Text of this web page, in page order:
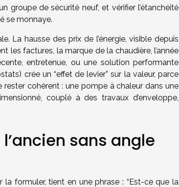
groupe de sécurité neuf, et vérifier l’étanchéité
se monnaye.
La hausse des prix de l’énergie, visible depuis
les factures, la marque de la chaudière, l’année
entretenue, ou une solution performante
crée un “effet de levier” sur la valeur, parce
cohérent : une pompe à chaleur dans une
couplé à des travaux d’enveloppe,
sans angle
formuler, tient en une phrase : “Est-ce que la